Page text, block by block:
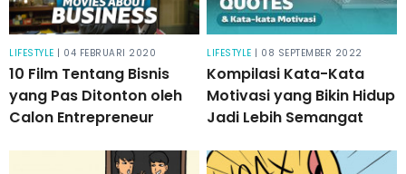
LIFESTYLE | 04 FEBRUARI 2020
10 Film Tentang Bisnis
yang Pas Ditonton oleh
Calon Entrepreneur
LIFESTYLE | 08 SEPTEMBER 2022
Kompilasi Kata-Kata
Motivasi yang Bikin Hidup
Jadi Lebih Semangat